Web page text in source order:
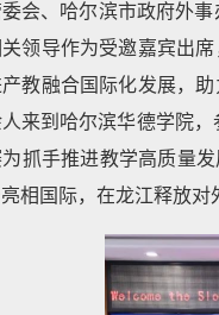
会、哈尔滨市政府外
领导作为受邀嘉宾出
教融合国际化发展，
来到哈尔滨华德学院
抓手推进教学高质量
相国际，在龙江释放对